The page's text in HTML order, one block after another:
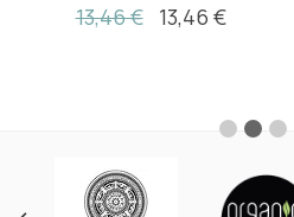
13,46 € 13,46 €